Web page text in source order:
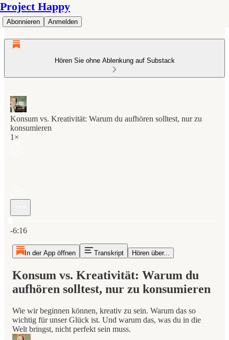
Project Happy
Abonnieren Anmelden
Hören Sie ohne Ablenkung auf Substack
Konsum vs. Kreativität: Warum du aufhören solltest, nur zu
konsumieren
1×
-6:16
In der App öffnen Transkript Hören über...
Konsum vs. Kreativität: Warum du
aufhören solltest, nur zu konsumieren
Wie wir beginnen können, kreativ zu sein. Warum das so
wichtig für unser Glück ist. Und warum das, was du in die
Welt bringst, nicht perfekt sein muss.